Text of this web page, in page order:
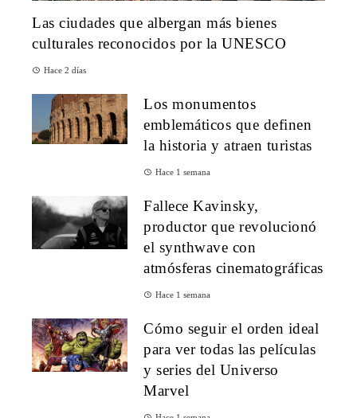
Las ciudades que albergan más bienes
culturales reconocidos por la UNESCO
Hace 2 días
Los monumentos
emblemáticos que definen
la historia y atraen turistas
Hace 1 semana
Fallece Kavinsky,
productor que revolucionó
el synthwave con
atmósferas cinematográficas
Hace 1 semana
Cómo seguir el orden ideal
para ver todas las películas
y series del Universo
Marvel